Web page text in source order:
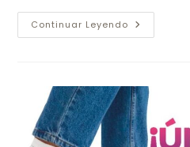
Continuar Leyendo